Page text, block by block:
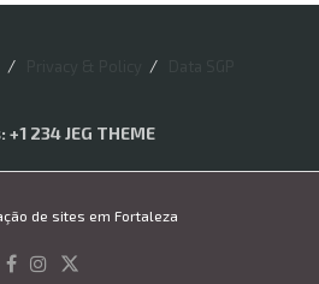
+1 234 JEG THEME
de sites em Fortaleza